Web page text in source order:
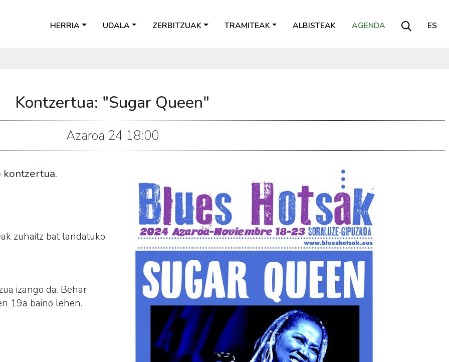
HERRIA UDALA ZERBITZUAK TRAMITEAK ALBISTEAK AGENDA ES
Kontzertua: "Sugar Queen"
Azaroa 24 18:00
kontzertua.
zuhaitz bat landatuko
izango da. Behar
19a baino lehen.